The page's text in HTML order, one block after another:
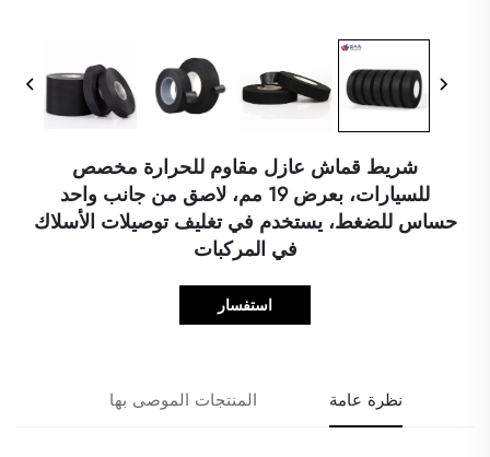
شريط قماش عازل مقاوم للحرارة مخصص
للسيارات، بعرض 19 مم، لاصق من جانب واحد
حساس للضغط، يستخدم في تغليف توصيلات الأسلاك
في المركبات
استفسار
نظرة عامة المنتجات الموصى بها